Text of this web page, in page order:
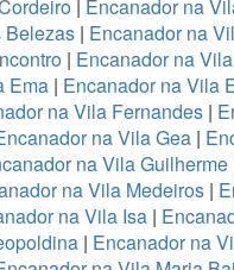
| Encanador na
Belezas | Encanador na
| Encanador na
Ema | Encanador na Vila
na Vila Fernandes |
na Vila Gea|
na Vila Guilherme
na Vila Medeiros|
na Vila Isa|
| Encanador na